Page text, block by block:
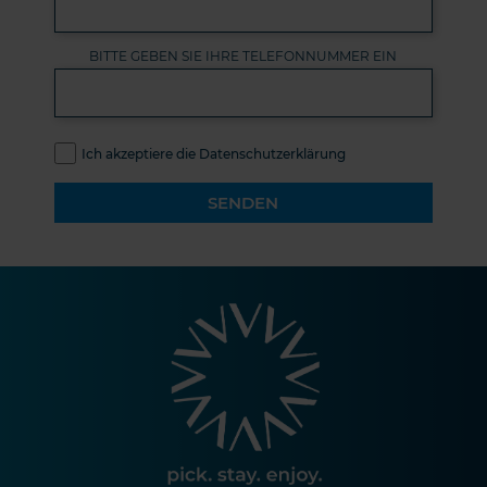
BITTE GEBEN SIE IHRE TELEFONNUMMER EIN
Ich akzeptiere die Datenschutzerklärung
SENDEN